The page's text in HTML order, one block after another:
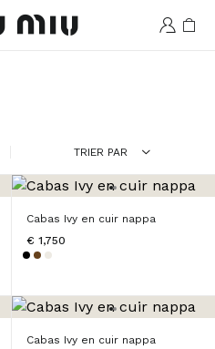
MiuMiu logo
TRIER PAR
Cabas Ivy en cuir nappa
€ 1,750
Cabas Ivy en cuir nappa